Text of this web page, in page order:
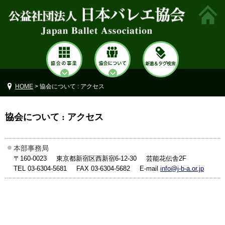
HOME > 協会について : アクセス
協会について : アクセス
本部事務局
〒160-0023 東京都新宿区西新宿6-12-30
芸能花伝舎2F
TEL 03-6304-5681
FAX 03-6304-5682 E-mail info@j-b-a.or.jp